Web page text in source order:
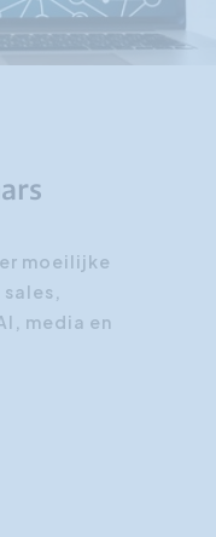
moeilijke
media en